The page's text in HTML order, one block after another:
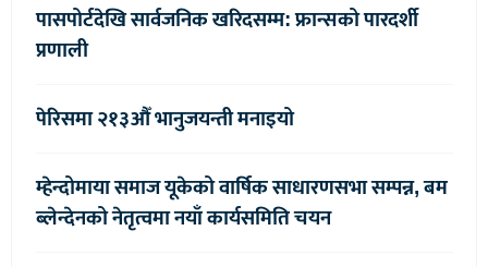
पासपोर्टदेखि सार्वजनिक खरिदसम्म: फ्रान्सको पारदर्शी
प्रणाली
पेरिसमा २१३औँ भानुजयन्ती मनाइयो
म्हेन्दोमाया समाज यूकेको वार्षिक साधारणसभा सम्पन्न, बम
ब्लेन्देनको नेतृत्वमा नयाँ कार्यसमिति चयन